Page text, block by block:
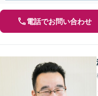
電話でお問い合わせ